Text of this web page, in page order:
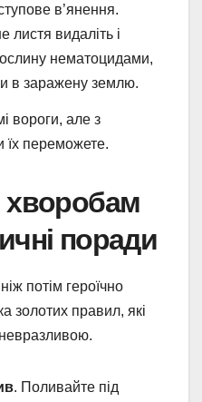
в’янення.
листя видаліть і
нематоцидами,
в заражену землю.
вороги, але з
їх переможете.
хворобам
поради
потім героїчно
золотих правил, які
. Поливайте під